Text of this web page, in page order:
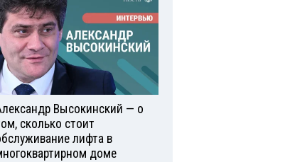
Высокинский — о
сколько стоит
лифта в
доме